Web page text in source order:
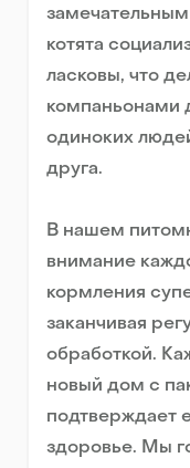
котята
ласковы, что
компаньонами
одиноких
друга.
В нашем
внимание
кормления
заканчивая
обработкой.
новый дом с
подтверждает
здоровье. Мы